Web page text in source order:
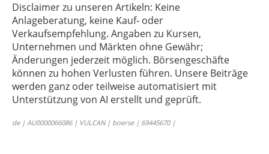
Disclaimer zu unseren Artikeln: Keine
Anlageberatung, keine Kauf- oder
Verkaufsempfehlung. Angaben zu Kursen,
Unternehmen und Märkten ohne Gewähr;
Änderungen jederzeit möglich. Börsengeschäfte
können zu hohen Verlusten führen. Unsere Beiträge
werden ganz oder teilweise automatisiert mit
Unterstützung von AI erstellt und geprüft.
de | AU0000066086 | VULCAN | boerse | 69445670 |